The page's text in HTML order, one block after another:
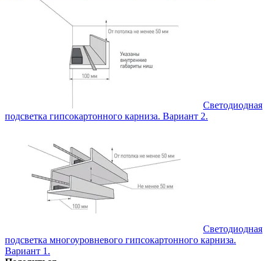
Светодиодная
подсветка гипсокартонного карниза. Вариант 2.
Светодиодная
подсветка многоуровневого гипсокартонного карниза.
Вариант 1.